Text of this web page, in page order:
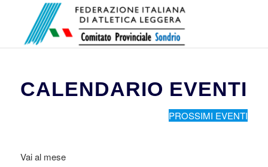
CALENDARIO EVENTI
PROSSIMI EVENTI
Vai al mese